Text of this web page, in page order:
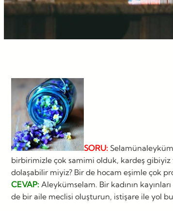
SORU:
birbirimizle çok samimi olduk, kardeş gibiyiz
dolaşabilir miyiz? Bir de hocam eşimle çok
CEVAP: Aleykümselam. Bir kadının
de bir aile meclisi oluşturun, istişare ile yol